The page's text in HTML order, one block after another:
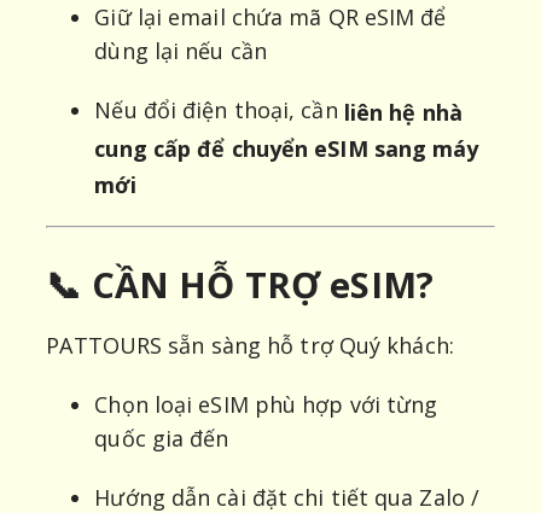
Giữ lại email chứa mã QR eSIM để
dùng lại nếu cần
Nếu đổi điện thoại, cần liên hệ nhà
cung cấp để chuyển eSIM sang máy
mới
📞 CẦN HỖ TRỢ eSIM?
PATTOURS sẵn sàng hỗ trợ Quý khách:
Chọn loại eSIM phù hợp với từng
quốc gia đến
Hướng dẫn cài đặt chi tiết qua Zalo /